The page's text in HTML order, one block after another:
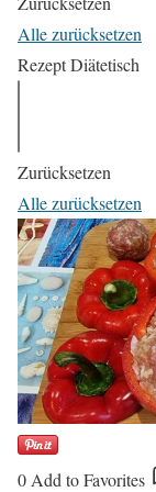
Alle zurücksetzen
Rezept Diätetisch
Zurücksetzen
Alle zurücksetzen
0 Add to Favorites